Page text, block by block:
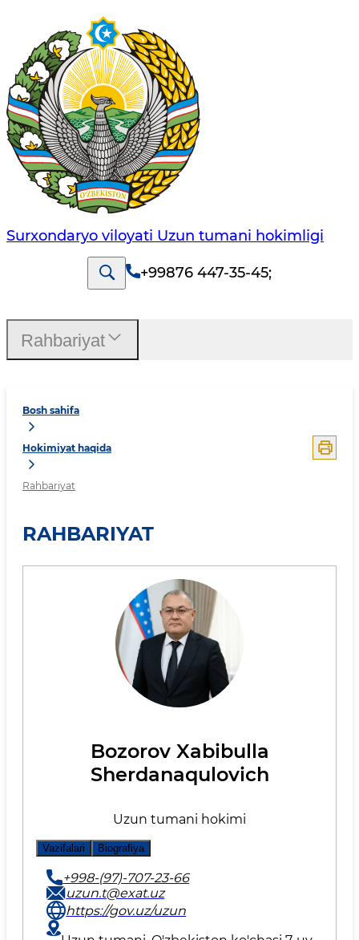
Surxondaryo viloyati Uzun tumani hokimligi
+99876 447-35-45;
Bosh sahifa
Hokimiyat haqida
Rahbariyat
RAHBARIYAT
Bozorov Xabibulla
Sherdanaqulovich
Uzun tumani hokimi
Vazifalari Biografiya
+998-(97)-707-23-66
uzun.t@exat.uz
https://gov.uz/uzun
Rahbariyat